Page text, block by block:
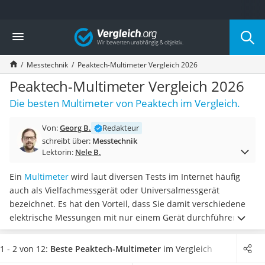
Die beliebtesten Vergleiche nach Kategorie
Baumarkt
Tresor feuerfest
Makita-Akku-Rasenmäher
Kappsäge
Smartes Türschloss
Akku-Rasentrimmer
Feuchtigkeitsmessgerät
Split-Klimaanlage 2 Innengeräte
Pelletofen
Tiefbrunnenpumpe
Fliesenschneider
Hochdruckreiniger
Doppelschleifer
Überwachungskamera
Benzinrasenmäher mit Elektrostart
Vergleich
Messtechnik Peaktech-Multimeter Vergleich 2026
Peaktech-Multimeter Vergleich 2026
Die besten Multimeter von Peaktech im Vergleich.
Von:Georg B.
Redakteur
schreibt über: Messtechnik
Lektorin: Nele B.
Ein Multimeter wird laut diversen Tests im Internet häufig
auch als Vielfachmessgerät oder Universalmessgerät
bezeichnet. Es hat den Vorteil, dass Sie damit verschiedene
elektrische Messungen mit nur einem Gerät durchführen
können. So vereint das Multimeter unter anderemdie
Fähigkeiten eines Spannungsmessers (Voltmeter), eines
1 - 2 von 12: Beste Peaktech-Multimeter im Vergleich